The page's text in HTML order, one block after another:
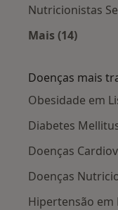
Nutricionistas
Mais (14)
Doenças mais
Obesidade em
Diabetes
Doenças
Doenças
Hipertensão em